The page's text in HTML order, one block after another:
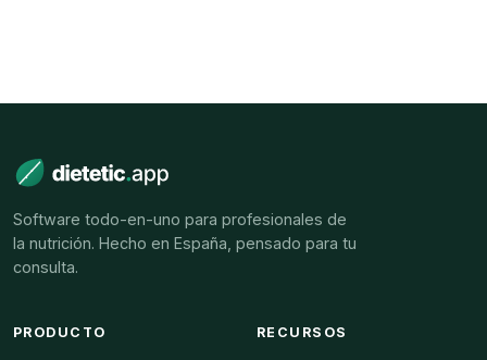
Software todo-en-uno para profesionales de
la nutrición. Hecho en España, pensado para tu
consulta.
PRODUCTO RECURSOS